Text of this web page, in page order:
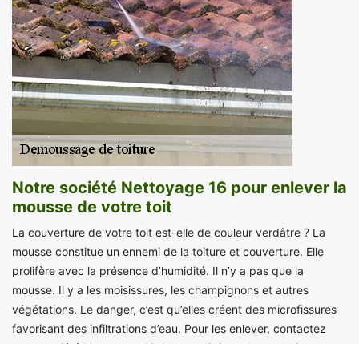
Notre société Nettoyage 16 pour enlever la
mousse de votre toit
La couverture de votre toit est-elle de couleur verdâtre ? La
mousse constitue un ennemi de la toiture et couverture. Elle
prolifère avec la présence d’humidité. Il n’y a pas que la
mousse. Il y a les moisissures, les champignons et autres
végétations. Le danger, c’est qu’elles créent des microfissures
favorisant des infiltrations d’eau. Pour les enlever, contactez